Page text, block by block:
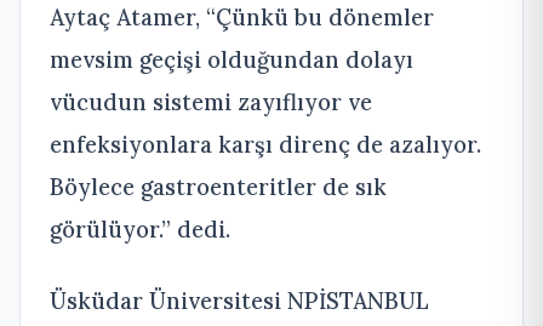
Aytaç Atamer, “Çünkü bu dönemler
mevsim geçişi olduğundan dolayı
vücudun sistemi zayıflıyor ve
enfeksiyonlara karşı direnç de azalıyor.
Böylece gastroenteritler de sık
görülüyor.” dedi.
Üsküdar Üniversitesi NPİSTANBUL